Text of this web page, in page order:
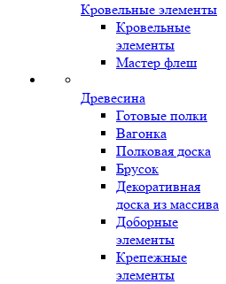
Кровельные элементы
Кровельные
элементы
Мастер флеш
Древесина
Готовые полки
Вагонка
Полковая доска
Брусок
Декоративная
доска из массива
Доборные
элементы
Крепежные
элементы